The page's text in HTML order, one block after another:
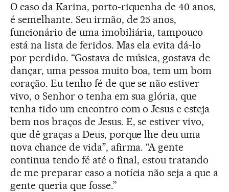
O caso da Karina, porto-riquenha de 40 anos,
é semelhante. Seu irmão, de 25 anos,
funcionário de uma imobiliária, tampouco
está na lista de feridos. Mas ela evita dá-lo
por perdido. “Gostava de música, gostava de
dançar, uma pessoa muito boa, tem um bom
coração. Eu tenho fé de que se não estiver
vivo, o Senhor o tenha em sua glória, que
tenha tido um encontro com o Jesus e esteja
bem nos braços de Jesus. E, se estiver vivo,
que dê graças a Deus, porque lhe deu uma
nova chance de vida”, afirma. “A gente
continua tendo fé até o final, estou tratando
de me preparar caso a notícia não seja a que a
gente queria que fosse.”